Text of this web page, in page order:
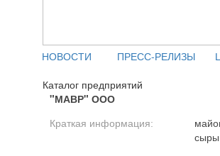
НОВОСТИ ПРЕСС-РЕЛИЗЫ
Каталог предприятий
"МАВР" ООО
Краткая информация:
сыры